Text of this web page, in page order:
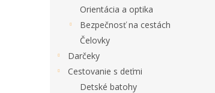
Orientácia a optika
Bezpečnosť na cestách
Čelovky
Darčeky
Cestovanie s deťmi
Detské batohy